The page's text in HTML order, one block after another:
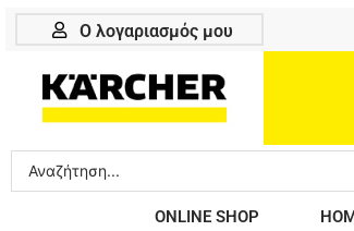
Μετάβαση
Ο λογαριασμός μου
Search
...
ONLINE SHOP